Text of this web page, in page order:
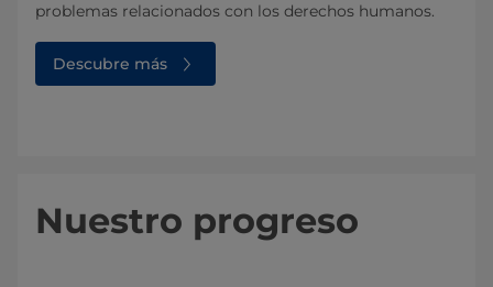
problemas relacionados con los derechos humanos.
Descubre más
Nuestro progreso